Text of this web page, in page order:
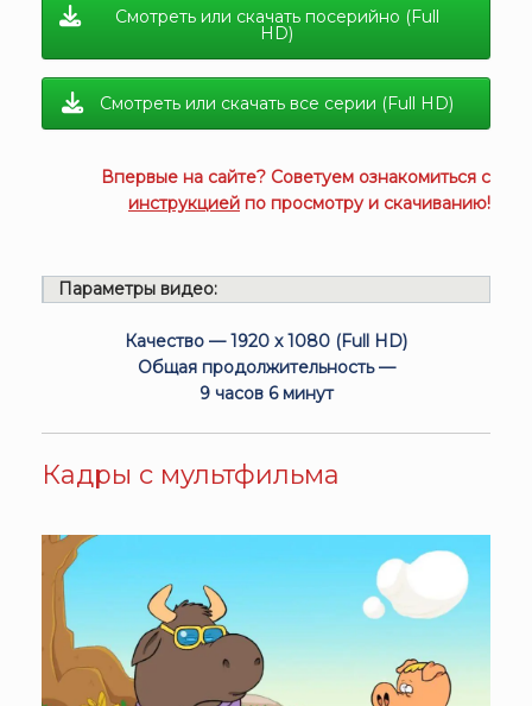
Смотреть или скачать посерийно (Full
HD)
Смотреть или скачать все серии (Full HD)
Впервые на сайте? Советуем ознакомиться с
инструкцией по просмотру и скачиванию!
Параметры видео:
Качество — 1920 x 1080 (Full HD)
Общая продолжительность —
9 часов 6 минут
Кадры с мультфильма